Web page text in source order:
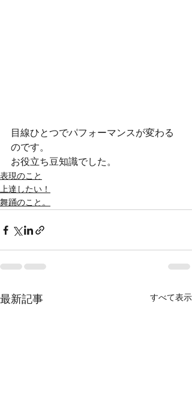
目線ひとつでパフォーマンスが変わる
のです。
お役立ち豆知識でした。
表現のこと
上達したい！
舞踊のこと。
最新記事 すべて表示